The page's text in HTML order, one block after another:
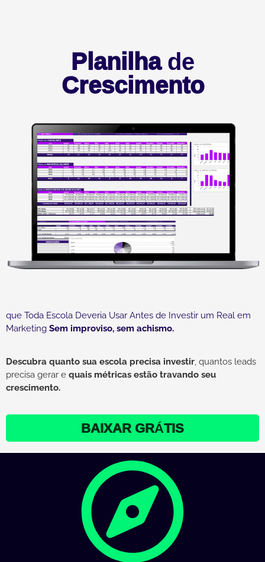
Planilhade
Crescimento
que Toda Escola Deveria Usar Antes de Investir um Real em
Marketing Sem improviso, sem achismo.
Descubra quanto sua escola precisa investir, quantos leads
precisa gerar e quais métricas estão travando seu
crescimento.
BAIXAR GRÁTIS